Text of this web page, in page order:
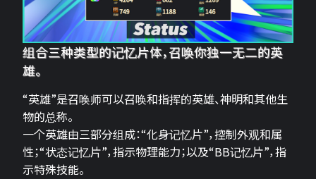
组合三种类型的记忆片体，召唤你独一无二的英
雄。
“英雄”是召唤师可以召唤和指挥的英雄、神明和其他生
物的总称。
一个英雄由三部分组成：“化身记忆片”，控制外观和属
性；“状态记忆片”，指示物理能力；以及“BB记忆片”，指
示特殊技能。